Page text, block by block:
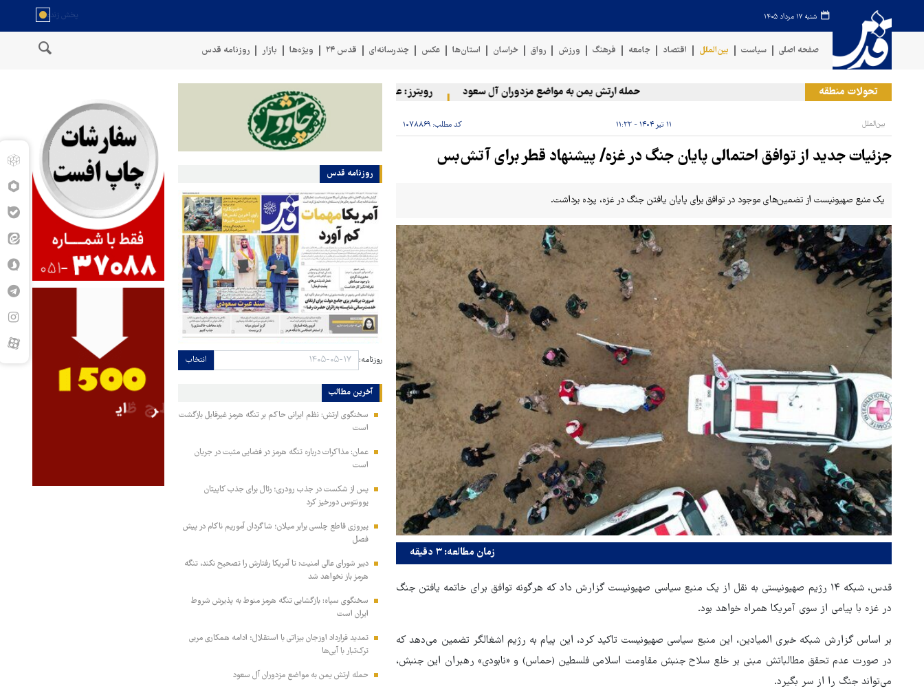
شنبه ۱۷ مرداد ۱۴۰۵
صفحه اصلی سیاست بین‌الملل اقتصاد جامعه فرهنگ ورزش رواق خراسان استان‌ها عکس چندرسانه‌ای قدس ۲۴ ویژه‌ها بازار روزنامه قدس
تحولات منطقه حمله ارتش یمن به مواضع مزدوران آل سعود رویترز: عربستان ۸۶ درصد از موشک‌های پاتریوت خود را استفاده کرده است
بین‌الملل ۱۱ تیر ۱۴۰۴ - ۱۱:۲۲ کد مطلب: ۱۰۷۸۸۶۹
جزئیات جدید از توافق احتمالی پایان جنگ در غزه/ پیشنهاد قطر برای آتش‌بس
یک منبع صهیونیست از تضمین‌های موجود در توافق برای پایان یافتن جنگ در غزه، پرده برداشت.
زمان مطالعه: ۳ دقیقه
قدس، شبکه ۱۴ رژیم صهیونیستی به نقل از یک منبع سیاسی صهیونیست گزارش داد که هرگونه توافق برای خاتمه یافتن جنگ
در غزه با پیامی از سوی آمریکا همراه خواهد بود.
بر اساس گزارش شبکه خبری المیادین، این منبع سیاسی صهیونیست تاکید کرد، این پیام به رژیم اشغالگر تضمین می‌دهد که
در صورت عدم تحقق مطالباتش مبنی بر خلع سلاح جنبش مقاومت اسلامی فلسطین (حماس) و «نابودی» رهبران این جنبش،
می‌تواند جنگ را از سر بگیرد.
روزنامه قدس
روزنامه: انتخاب
آخرین مطالب
سخنگوی ارتش: نظم ایرانی حاکم بر تنگه هرمز غیرقابل بازگشت
است
عمان: مذاکرات درباره تنگه هرمز در فضایی مثبت در جریان
است
پس از شکست در جذب رودری؛ رئال برای جذب کاپیتان
یوونتوس دورخیز کرد
پیروزی قاطع چلسی برابر میلان؛ شاگردان آموریم ناکام در پیش
فصل
دبیر شورای عالی امنیت: تا آمریکا رفتارش را تصحیح نکند، تنگه
هرمز باز نخواهد شد
سخنگوی سپاه: بازگشایی تنگه هرمز منوط به پذیرش شروط
ایران است
تمدید قرارداد اوزجان بیزاتی با استقلال؛ ادامه همکاری مربی
ترک‌تبار با آبی‌ها
حمله ارتش یمن به مواضع مزدوران آل سعود